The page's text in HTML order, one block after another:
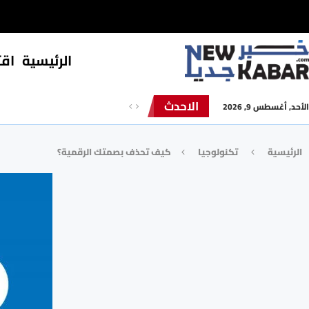
الرئيسية
الأحد, أغسطس 9, 2026 الاحدث
الرئيسية تكنولوجيا كيف تحذف بصمتك الرقمية؟